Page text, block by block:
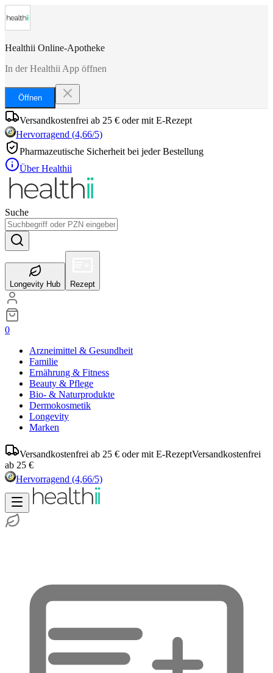
Healthii Online-Apotheke
In der Healthii App öffnen
Öffnen
Versandkostenfrei ab 25 € oder mit E-Rezept
Hervorragend (4,66/5)
Pharmazeutische Sicherheit bei jeder Bestellung
Über Healthii
Suche
Longevity Hub Rezept
0
Arzneimittel & Gesundheit
Familie
Ernährung & Fitness
Beauty & Pflege
Bio- & Naturprodukte
Dermokosmetik
Longevity
Marken
Versandkostenfrei ab 25 € oder mit E-RezeptVersandkostenfrei
ab 25 €
Hervorragend (4,66/5)